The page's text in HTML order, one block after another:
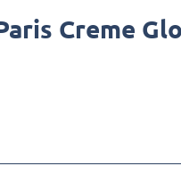
Creme